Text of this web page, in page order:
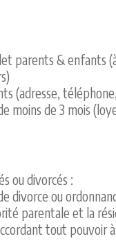
parents & enfants
(adresse,
moins de 3 mois
ou divorcés :
divorce ou
parentale et la
tout pouvoir